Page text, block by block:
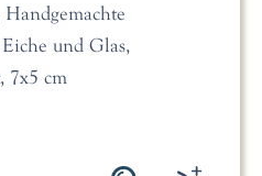
und Glas,
7x5 cm